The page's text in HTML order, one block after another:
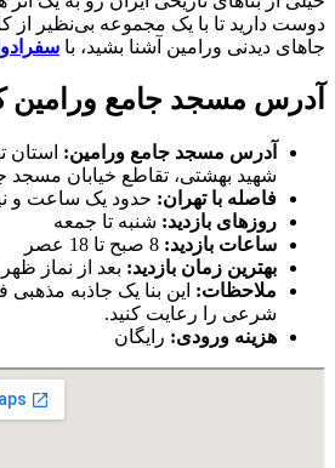
دوست دارید تا با یک مجموعه بی‌نظیر
جاهای دیدنی ورامین آشنا بشید، با
آدرس مسجد جامع
آدرس مسجد جامع ورامین: استان
شهید بهشتی، تقاطع خیابان مسجد
فاصله با تهران: حدود یک ساعت و
روزهای بازدید: شنبه تا جمعه
ساعات بازدید:
بهترین زمان بازدید: بعد از نماز ظهر
ملاحظات: این بنا یک جاذبه
شرعی را رعایت کنید.
هزینه ورودی: رایگان